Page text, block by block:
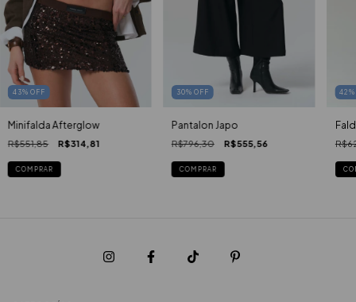
43% OFF
Minifalda Afterglow
R$551,85 R$314,81
COMPRAR
30% OFF
Pantalon Japo
R$796,30 R$555,56
COMPRAR
42